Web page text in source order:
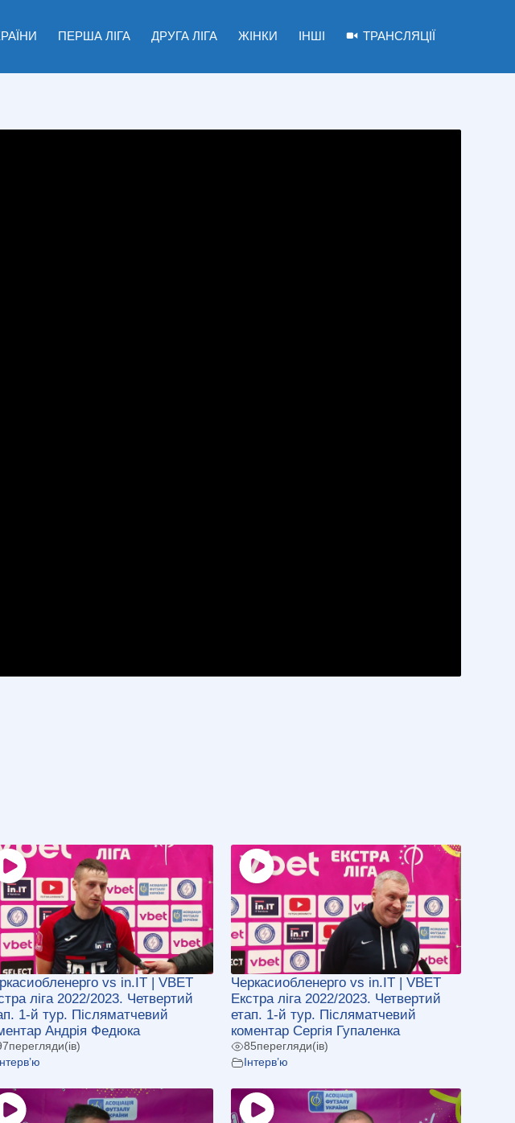
ПЕРША ЛІГА ДРУГА ЛІГА ЖІНКИ ІНШІ ТРАНСЛЯЦІЇ
vs in.IT | VBET
ліга 2022/2023. Четвертий
1-й тур. Післяматчевий
Андрія Федюка
перегляди(ів)
Інтерв’ю
Черкасиобленерго vs in.IT | VBET
Екстра ліга 2022/2023. Четвертий
етап. 1-й тур. Післяматчевий
коментар Сергія Гупаленка
85перегляди(ів)
Інтерв’ю